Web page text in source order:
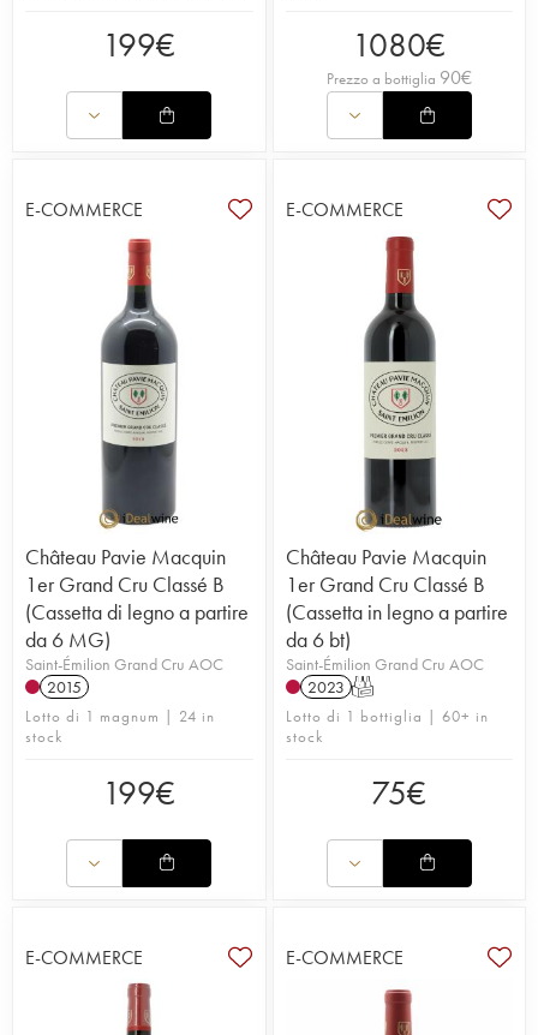
199€ 1080€
Prezzo a bottiglia 90€
E-COMMERCE
Château Pavie Macquin
1er Grand Cru Classé B
(Cassetta di legno a partire
da 6 MG)
Saint-Émilion Grand Cru AOC
2015
Lotto di 1 magnum | 24 in
stock
199€
E-COMMERCE
Château Pavie Macquin
1er Grand Cru Classé B
(Cassetta in legno a partire
da 6 bt)
Saint-Émilion Grand Cru AOC
2023 T
Lotto di 1 bottiglia | 60+ in
stock
75€
E-COMMERCE E-COMMERCE